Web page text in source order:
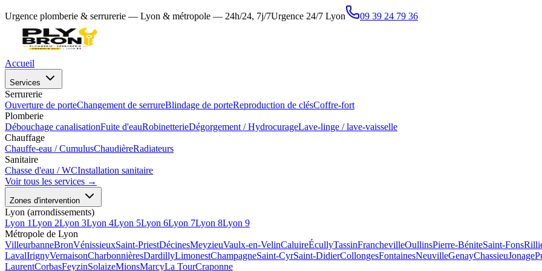
Urgence plomberie & serrurerie — Lyon & métropole — 24h/24, 7j/7Urgence 24/7 Lyon 09 39 24 79 36
Accueil
Services
Serrurerie
Ouverture de porteChangement de serrureBlindage de porteReproduction de clésCoffre-fort
Plomberie
Débouchage canalisationFuite d'eauRobinetterieDégorgement / HydrocurageLave-linge / lave-vaisselle
Chauffage
Chauffe-eau / CumulusChaudièreRadiateurs
Sanitaire
Chasse d'eau / WCInstallation sanitaire
Voir tous les services →
Zones d'intervention
Lyon (arrondissements)
Lyon 1Lyon 2Lyon 3Lyon 4Lyon 5Lyon 6Lyon 7Lyon 8Lyon 9
Métropole de Lyon
VilleurbanneBronVénissieuxSaint-PriestDécinesMeyzieuVaulx-en-VelinCaluireÉcullyTassinFranchevilleOullinsPierre-BéniteSaint-Fons
LavalIrignyVernaisonCharbonnièresDardillyLimonestChampagneSaint-CyrSaint-DidierCollongesFontainesNeuvilleGenayChassieuJonage
LaurentCorbasFeyzinSolaizeMionsMarcyLa TourCraponne